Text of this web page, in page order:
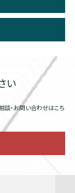
い
談・お問い合わせはこち